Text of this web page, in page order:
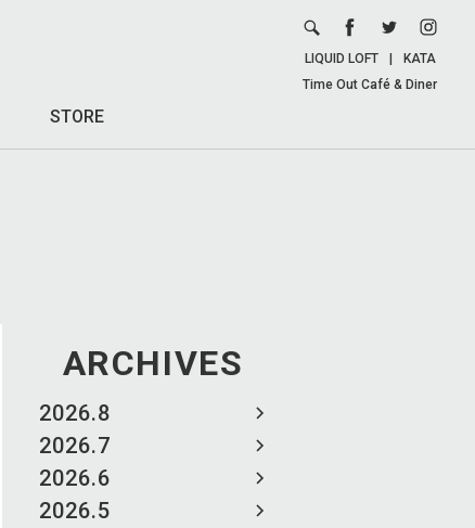
STORE
LIQUID LOFT
KATA
Time Out Café & Diner
ARCHIVES
2026.8
2026.7
2026.6
2026.5